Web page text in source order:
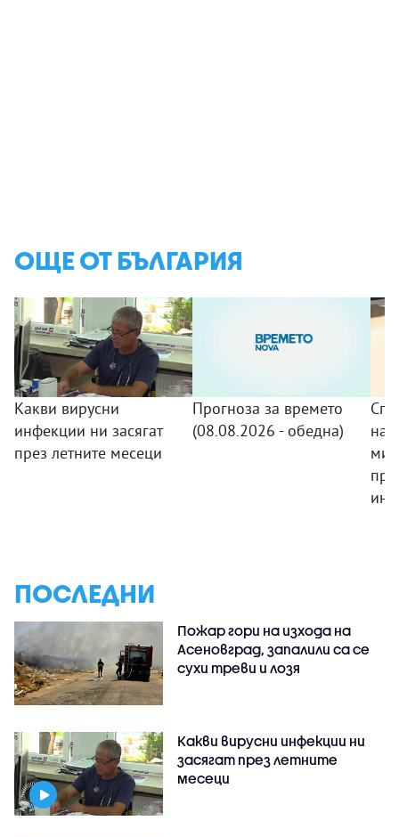
ОЩЕ ОТ БЪЛГАРИЯ
Какви вирусни
инфекции ни засягат
през летните месеци
Прогноза за времето
(08.08.2026 - обедна)
на
ПОСЛЕДНИ
Пожар гори на изхода на
Асеновград, запалили са се
сухи треви и лозя
Какви вирусни инфекции ни
засягат през летните
месеци